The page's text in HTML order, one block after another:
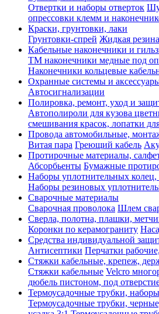
Отвертки и наборы отверток
опрессовки клемм и
Краски, грунтовки, лаки
Грунтовки-спрей Жидкая резина
Кабельные наконечники и
ТМ наконечники медные под
Наконечники кольцевые
Охранные системы и
Автосигнализации
Полировка, ремонт, уход и
Автополироли для кузова
смешивания красок, лопатки
Провода автомобильные,
Витая пара Греющий кабель
Протирочные материалы,
Абсорбьенты Бумажные
Наборы уплотнительных
Наборы резиновых
Сварочные материалы
Сварочная проволока Шлем
Сверла, полотна, плашки,
Коронки по керамограниту
Средства индивидуальной
Антисептики Перчатки
Стяжки кабельные, крепеж,
Стяжки кабельные Velcro
дюбель пистоном, под
Термоусадочные трубки,
Термоусадочные трубки,